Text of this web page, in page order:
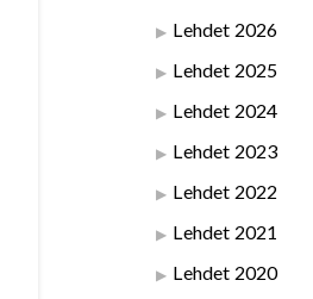
Lehdet 2026
Lehdet 2025
Lehdet 2024
Lehdet 2023
Lehdet 2022
Lehdet 2021
Lehdet 2020